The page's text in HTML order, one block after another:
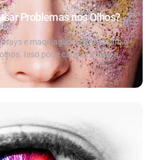
Problemas nos Olhos?
e maquiagem se misturam a
Isso pode causar lesões e...